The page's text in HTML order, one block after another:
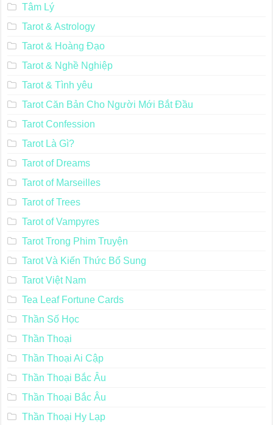
Tâm Lý
Tarot & Astrology
Tarot & Hoàng Đạo
Tarot & Nghề Nghiệp
Tarot & Tình yêu
Tarot Căn Bản Cho Người Mới Bắt Đầu
Tarot Confession
Tarot Là Gì?
Tarot of Dreams
Tarot of Marseilles
Tarot of Trees
Tarot of Vampyres
Tarot Trong Phim Truyện
Tarot Và Kiến Thức Bổ Sung
Tarot Việt Nam
Tea Leaf Fortune Cards
Thần Số Học
Thần Thoại
Thần Thoại Ai Cập
Thần Thoại Bắc Âu
Thần Thoại Bắc Âu
Thần Thoại Hy Lạp